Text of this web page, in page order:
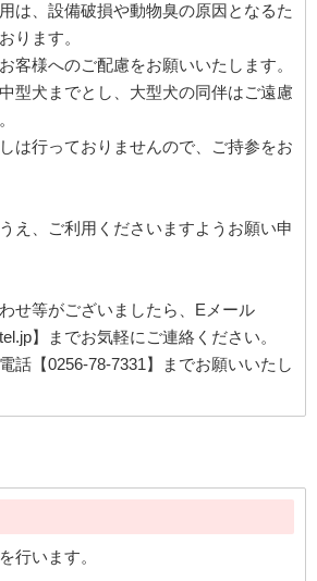
は、設備破損や動物臭の原因となるた
ります。
客様へのご配慮をお願いいたします。
型犬までとし、大型犬の同伴はご遠慮
は行っておりませんので、ご持参をお
え、ご利用くださいますようお願い申
せ等がございましたら、Eメール
】までお気軽にご連絡ください。
話【0256-78-7331】までお願いいたし
行います。